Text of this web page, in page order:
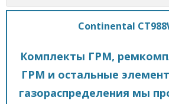
Continental
Комплекты ГРМ,
ГРМ и остальные
газораспределения мы